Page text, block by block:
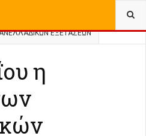
ΕΞΕΤΆΣΕΩΝ
η